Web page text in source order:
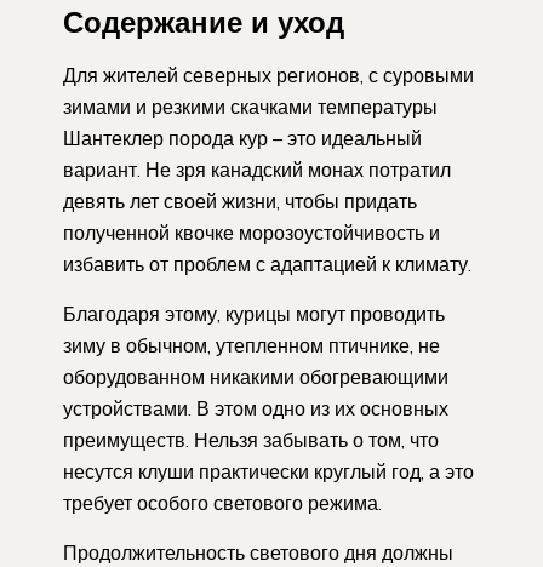
Содержание и уход
Для жителей северных регионов, с суровыми
зимами и резкими скачками температуры
Шантеклер порода кур – это идеальный
вариант. Не зря канадский монах потратил
девять лет своей жизни, чтобы придать
полученной квочке морозоустойчивость и
избавить от проблем с адаптацией к климату.
Благодаря этому, курицы могут проводить
зиму в обычном, утепленном птичнике, не
оборудованном никакими обогревающими
устройствами. В этом одно из их основных
преимуществ. Нельзя забывать о том, что
несутся клуши практически круглый год, а это
требует особого светового режима.
Продолжительность светового дня должны